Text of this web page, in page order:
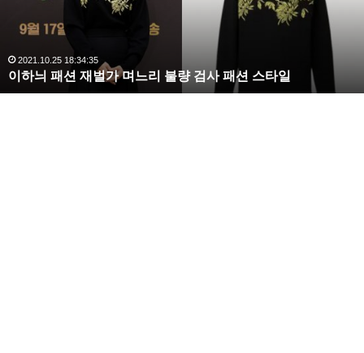
며
느
리
2021.10.25 18:34:35
이하늬 패션 재벌가 며느리 불량 검사 패션 스타일